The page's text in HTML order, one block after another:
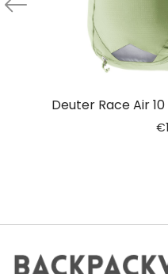
Deuter Race Air
€